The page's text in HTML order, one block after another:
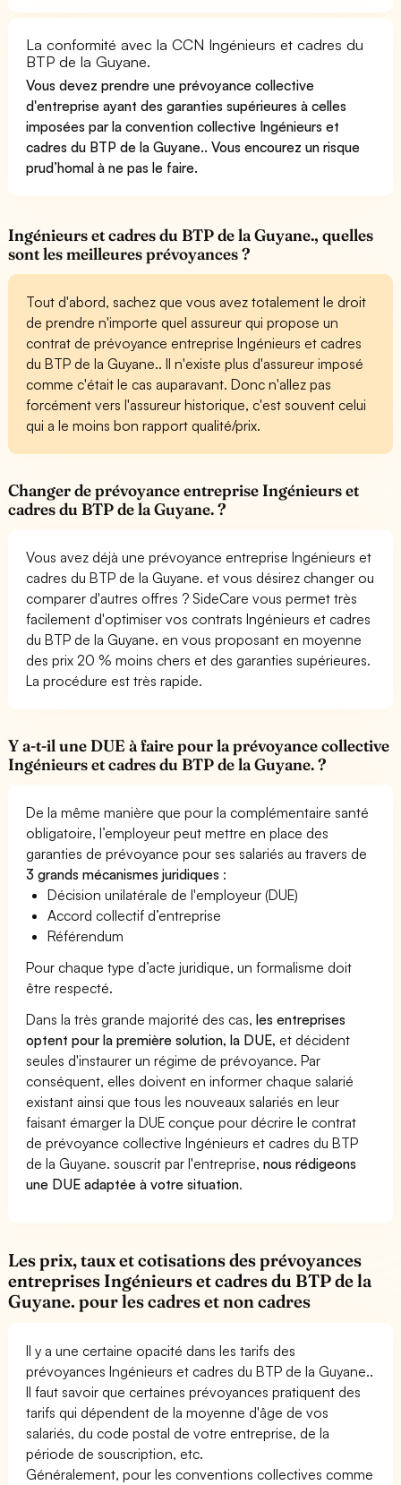
La conformité avec la CCN Ingénieurs et cadres du
BTP de la Guyane.
Vous devez prendre une prévoyance collective
d'entreprise ayant des garanties supérieures à celles
imposées par la convention collective Ingénieurs et
cadres du BTP de la Guyane.. Vous encourez un risque
prud’homal à ne pas le faire.
Ingénieurs et cadres du BTP de la Guyane., quelles
sont les meilleures prévoyances ?
Tout d'abord, sachez que vous avez totalement le droit
de prendre n'importe quel assureur qui propose un
contrat de prévoyance entreprise Ingénieurs et cadres
du BTP de la Guyane.. Il n'existe plus d'assureur imposé
comme c'était le cas auparavant. Donc n'allez pas
forcément vers l'assureur historique, c'est souvent celui
qui a le moins bon rapport qualité/prix.
Changer de prévoyance entreprise Ingénieurs et
cadres du BTP de la Guyane. ?
Vous avez déjà une prévoyance entreprise Ingénieurs et
cadres du BTP de la Guyane. et vous désirez changer ou
comparer d'autres offres ? SideCare vous permet très
facilement d'optimiser vos contrats Ingénieurs et cadres
du BTP de la Guyane. en vous proposant en moyenne
des prix 20 % moins chers et des garanties supérieures.
La procédure est très rapide.
Y a-t-il une DUE à faire pour la prévoyance collective
Ingénieurs et cadres du BTP de la Guyane. ?
De la même manière que pour la complémentaire santé
obligatoire, l’employeur peut mettre en place des
garanties de prévoyance pour ses salariés au travers de
3 grands mécanismes juridiques :
Décision unilatérale de l'employeur (DUE)
Accord collectif d’entreprise
Référendum
Pour chaque type d’acte juridique, un formalisme doit
être respecté.
Dans la très grande majorité des cas,les entreprises
optent pour la première solution, la DUE, et décident
seules d'instaurer un régime de prévoyance. Par
conséquent, elles doivent en informer chaque salarié
existant ainsi que tous les nouveaux salariés en leur
faisant émarger la DUE conçue pour décrire le contrat
de prévoyance collective Ingénieurs et cadres du BTP
de la Guyane. souscrit par l'entreprise,nous rédigeons
une DUE adaptée à votre situation.
Les prix, taux et cotisations des prévoyances
entreprises Ingénieurs et cadres du BTP de la
Guyane. pour les cadres et non cadres
Il y a une certaine opacité dans les tarifs des
prévoyances Ingénieurs et cadres du BTP de la Guyane..
Il faut savoir que certaines prévoyances pratiquent des
tarifs qui dépendent de la moyenne d'âge de vos
salariés, du code postal de votre entreprise, de la
période de souscription, etc.
Généralement, pour les conventions collectives comme